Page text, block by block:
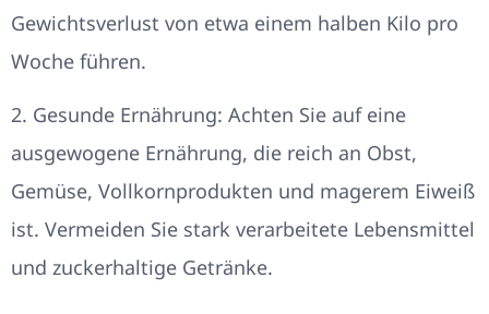
Gewichtsverlust von etwa einem halben Kilo pro
Woche führen.
2. Gesunde Ernährung: Achten Sie auf eine
ausgewogene Ernährung, die reich an Obst,
Gemüse, Vollkornprodukten und magerem Eiweiß
ist. Vermeiden Sie stark verarbeitete Lebensmittel
und zuckerhaltige Getränke.